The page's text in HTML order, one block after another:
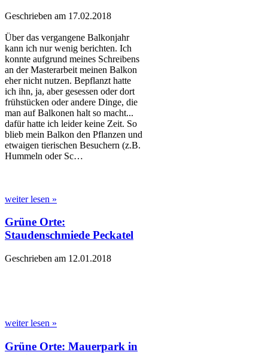
Geschrieben am 17.02.2018
Über das vergangene Balkonjahr
kann ich nur wenig berichten. Ich
konnte aufgrund meines Schreibens
an der Masterarbeit meinen Balkon
eher nicht nutzen. Bepflanzt hatte
ich ihn, ja, aber gesessen oder dort
frühstücken oder andere Dinge, die
man auf Balkonen halt so macht...
dafür hatte ich leider keine Zeit. So
blieb mein Balkon den Pflanzen und
etwaigen tierischen Besuchern (z.B.
Hummeln oder Sc…
weiter lesen »
Grüne Orte:
Staudenschmiede Peckatel
Geschrieben am 12.01.2018
weiter lesen »
Grüne Orte: Mauerpark in